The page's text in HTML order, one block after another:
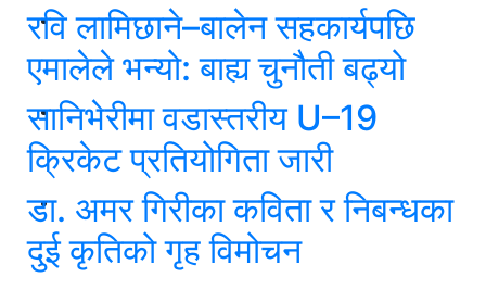
रवि लामिछाने–बालेन सहकार्यपछि
एमालेले भन्यो: बाह्य चुनौती बढ्यो
सानिभेरीमा वडास्तरीय U–19
क्रिकेट प्रतियोगिता जारी
डा. अमर गिरीका कविता र निबन्धका
दुई कृतिको गृह विमोचन